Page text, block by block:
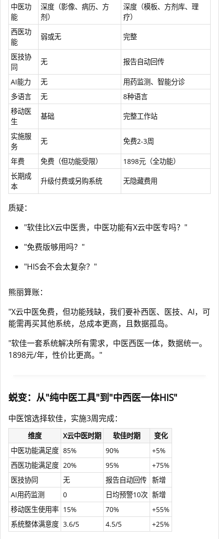
中医功
能
深度（影像、病历、方
剂）
深度（模板、方剂库、理
疗）
西医功
能
弱或无 完整
医技协
同
无 报告自动回传
AI能力 无
用药监测、智能分诊
多语言
无
8种语言
移动医
生
基础 完整工作站
实施服
务
无 免费2-3周
年费 免费（但功能受限）
1898元（全功能）
长期成
本
升级付费或另购系统 无隐藏费用
质疑：
"软佳比X云中医贵，中医功能有X云中医专吗？"
"免费版够用吗？"
"HIS会不会太复杂？"
熊丽算账：
"X云中医免费，但功能残缺，我们要补西医、医技、AI，可
能需再买其他系统，总成本更高，且数据孤岛。
"软佳一套系统解决所有需求，中医西医一体，数据统一。
1898元/年，性价比更高。"
蜕变：从"纯中医工具"到"中西医一体HIS"
中医馆选择软佳，实施3周完成：
维度 X云中医时期 软佳时期
变化
中医功能满足度 85% 90%
+5%
西医功能满足度 20% 95%
+75%
医技协同
无 报告自动回传 新增
AI用药监测
0 日均预警10次 新增
移动医生使用率 15% 70%
+55%
系统整体满意度 3.6/5 4.5/5 +25%